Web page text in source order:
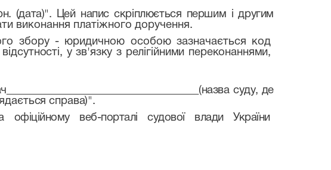
(дата)". Цей напис скріплюється першим і другим
виконання платіжного доручення.
збору - юридичною особою зазначається код
відсутності, у зв'язку з релігійними переконаннями,
(назва суду, де
справа)".
офіційному веб-порталі судової влади України